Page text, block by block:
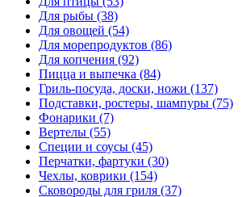
Для рыбы (38)
Для овощей (54)
Для морепродуктов (86)
Для копчения (92)
Пицца и выпечка (84)
Гриль-посуда, доски, ножи (137)
Подставки, ростеры, шампуры (75)
Фонарики (7)
Вертелы (55)
Специи и соусы (45)
Перчатки, фартуки (30)
Чехлы, коврики (154)
Сковороды для гриля (37)